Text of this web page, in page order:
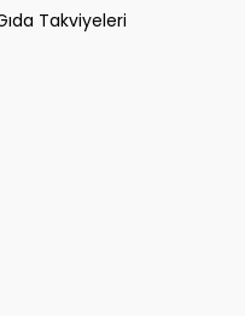
Takviyeleri